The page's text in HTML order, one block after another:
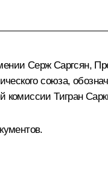
Серж Саргсян,
союза,
комиссииТигран
.